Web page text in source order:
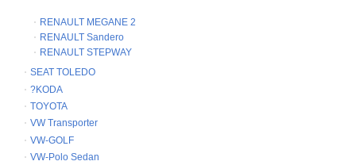
RENAULT MEGANE 2
RENAULT Sandero
RENAULT STEPWAY
SEAT TOLEDO
?KODA
TOYOTA
VW Transporter
VW-GOLF
VW-Polo Sedan